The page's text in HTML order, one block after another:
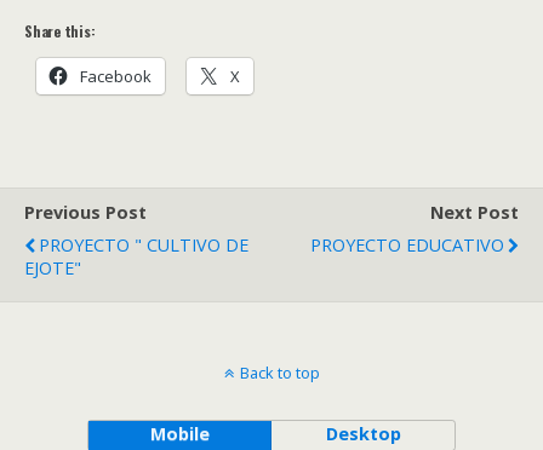
Share this:
Facebook X
Previous Post
PROYECTO " CULTIVO DE
EJOTE"
Next Post
PROYECTO EDUCATIVO
Back to top
Mobile Desktop